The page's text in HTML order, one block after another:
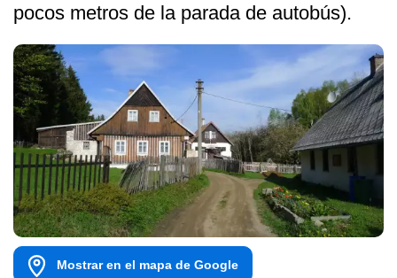
pocos metros de la parada de autobús).
Mostrar en el mapa de Google